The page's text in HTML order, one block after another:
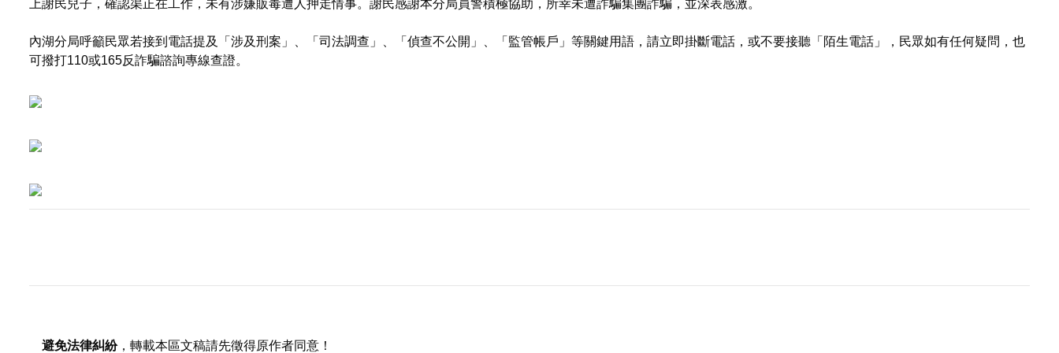
上謝民兒子，確認渠正在工作，未有涉嫌販毒遭人押走情事。謝民感謝本分局員警積極協助，所幸未遭詐騙集團詐騙，並深表感激。
內湖分局呼籲民眾若接到電話提及「涉及刑案」、「司法調查」、「偵查不公開」、「監管帳戶」等關鍵用語，請立即掛斷電話，或不要接聽「陌生電話」，民眾如有任何疑問，也
可撥打110或165反詐騙諮詢專線查證。
避免法律糾紛，轉載本區文稿請先徵得原作者同意！